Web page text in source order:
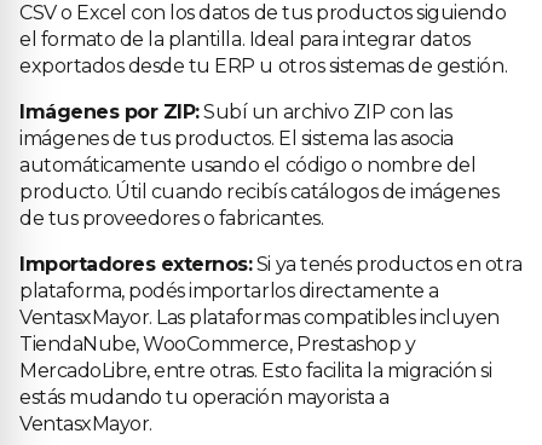
CSV o Excel con los datos de tus productos siguiendo
el formato de la plantilla. Ideal para integrar datos
exportados desde tu ERP u otros sistemas de gestión.
Imágenes por ZIP:Subí un archivo ZIP con las
imágenes de tus productos. El sistema las asocia
automáticamente usando el código o nombre del
producto. Útil cuando recibís catálogos de imágenes
de tus proveedores o fabricantes.
Importadores externos:Si ya tenés productos en otra
plataforma, podés importarlos directamente a
VentasxMayor. Las plataformas compatibles incluyen
TiendaNube, WooCommerce, Prestashop y
MercadoLibre, entre otras. Esto facilita la migración si
estás mudando tu operación mayorista a
VentasxMayor.